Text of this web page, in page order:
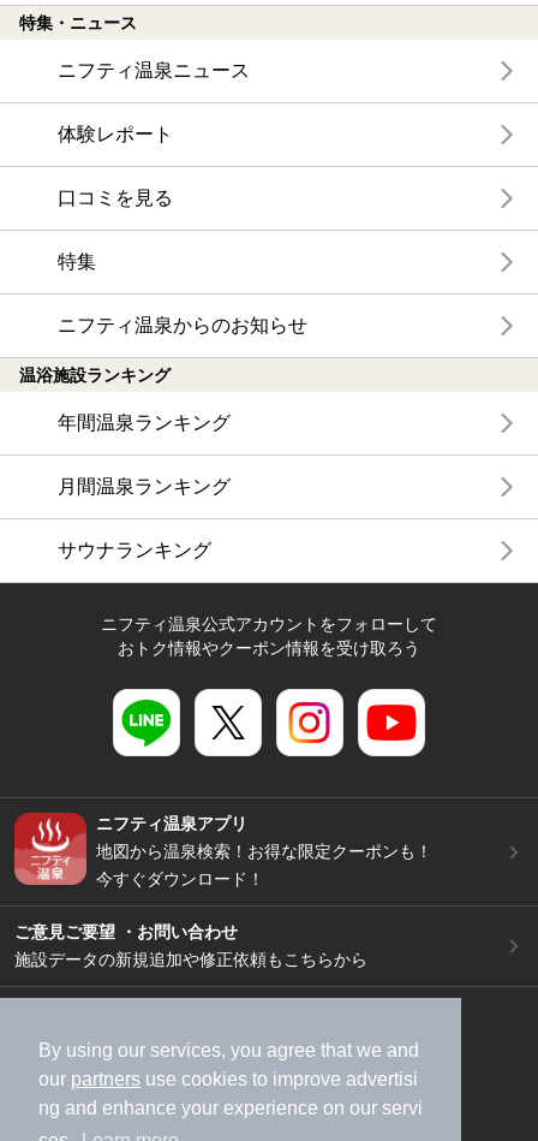
By using our services, you agree that we and
our partners use cookies to improve advertisi
ng and enhance your experience on our servi
特集・ニュース
ニフティ温泉ニュース
体験レポート
口コミを見る
特集
ニフティ温泉からのお知らせ
温浴施設ランキング
年間温泉ランキング
月間温泉ランキング
サウナランキング
ニフティ温泉公式アカウントをフォローして
おトク情報やクーポン情報を受け取ろう
ニフティ温泉アプリ
地図から温泉検索！お得な限定クーポンも！
今すぐダウンロード！
ご意見ご要望 ・お問い合わせ
施設データの新規追加や修正依頼もこちらから
加盟店募集（資料請求）
広告出稿のご案内
利用規約
ライフスタイルMEMBERS+規約
特定商取引法に基づく表記
ヘルプ
採用情報